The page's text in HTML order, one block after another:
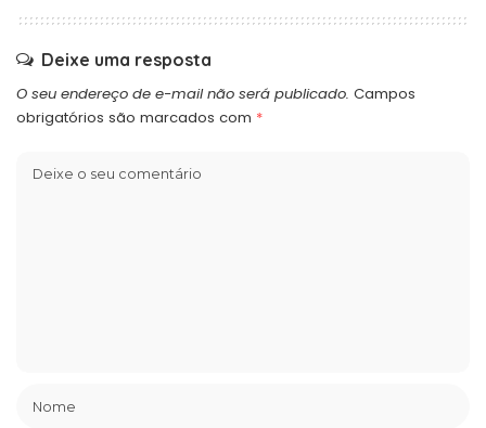
Deixe uma resposta
O seu endereço de e-mail não será publicado. Campos
obrigatórios são marcados com *